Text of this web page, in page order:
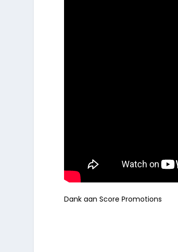
Dank aan Score Promotions